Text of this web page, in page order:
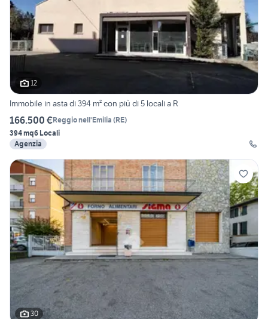
12
Immobile in asta di 394 m² con più di 5 locali a R
166.500 €Reggio nell'Emilia (RE)
394 mq6 Locali
Agenzia
30